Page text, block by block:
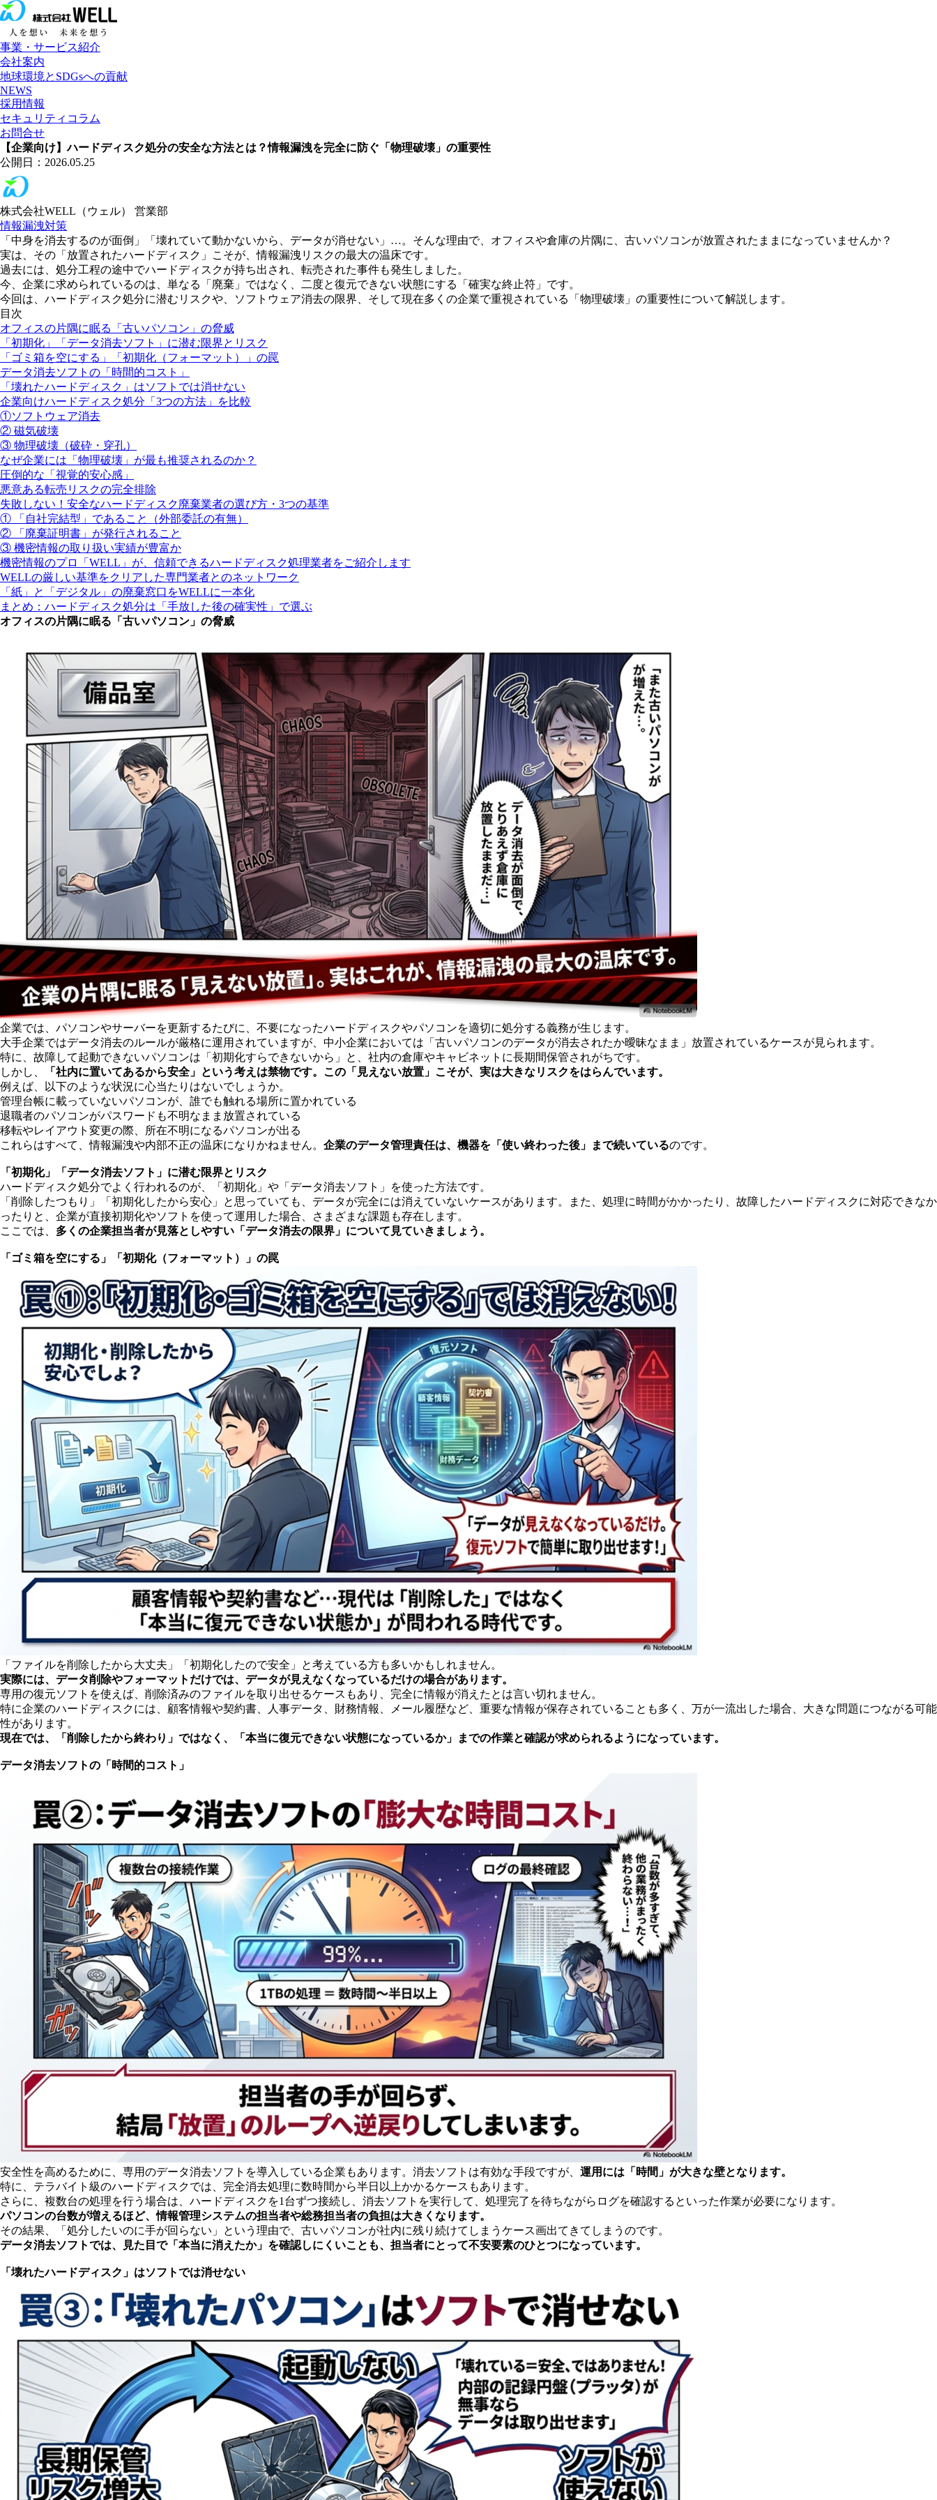
事業・サービス紹介
会社案内
地球環境とSDGsへの貢献
NEWS
採用情報
セキュリティコラム
お問合せ
【企業向け】ハードディスク処分の安全な方法とは？情報漏洩を完全に防ぐ「物理破壊」の重要性
公開日：2026.05.25
株式会社WELL（ウェル） 営業部
情報漏洩対策
「中身を消去するのが面倒」「壊れていて動かないから、データが消せない」…。そんな理由で、オフィスや倉庫の片隅に、古いパソコンが放置されたままになっていませんか？
実は、その「放置されたハードディスク」こそが、情報漏洩リスクの最大の温床です。
過去には、処分工程の途中でハードディスクが持ち出され、転売された事件も発生しました。
今、企業に求められているのは、単なる「廃棄」ではなく、二度と復元できない状態にする「確実な終止符」です。
今回は、ハードディスク処分に潜むリスクや、ソフトウェア消去の限界、そして現在多くの企業で重視されている「物理破壊」の重要性について解説します。
目次
オフィスの片隅に眠る「古いパソコン」の脅威
「初期化」「データ消去ソフト」に潜む限界とリスク
「ゴミ箱を空にする」「初期化（フォーマット）」の罠
データ消去ソフトの「時間的コスト」
「壊れたハードディスク」はソフトでは消せない
企業向けハードディスク処分「3つの方法」を比較
①ソフトウェア消去
② 磁気破壊
③ 物理破壊（破砕・穿孔）
なぜ企業には「物理破壊」が最も推奨されるのか？
圧倒的な「視覚的安心感」
悪意ある転売リスクの完全排除
失敗しない！安全なハードディスク廃棄業者の選び方・3つの基準
① 「自社完結型」であること（外部委託の有無）
② 「廃棄証明書」が発行されること
③ 機密情報の取り扱い実績が豊富か
機密情報のプロ「WELL」が、信頼できるハードディスク処理業者をご紹介します
WELLの厳しい基準をクリアした専門業者とのネットワーク
「紙」と「デジタル」の廃棄窓口をWELLに一本化
まとめ：ハードディスク処分は「手放した後の確実性」で選ぶ
オフィスの片隅に眠る「古いパソコン」の脅威
企業では、パソコンやサーバーを更新するたびに、不要になったハードディスクやパソコンを適切に処分する義務が生じます。
大手企業ではデータ消去のルールが厳格に運用されていますが、中小企業においては「古いパソコンのデータが消去されたか曖昧なまま」放置されているケースが見られます。
特に、故障して起動できないパソコンは「初期化すらできないから」と、社内の倉庫やキャビネットに長期間保管されがちです。
しかし、
「社内に置いてあるから安全」という考えは禁物です。この「見えない放置」こそが、実は大きなリスクをはらんでいます。
例えば、以下のような状況に心当たりはないでしょうか。
管理台帳に載っていないパソコンが、誰でも触れる場所に置かれている
退職者のパソコンがパスワードも不明なまま放置されている
移転やレイアウト変更の際、所在不明になるパソコンが出る
これらはすべて、情報漏洩や内部不正の温床になりかねません。 企業のデータ管理責任は、機器を「使い終わった後」まで続いているのです。
「初期化」「データ消去ソフト」に潜む限界とリスク
ハードディスク処分でよく行われるのが、「初期化」や「データ消去ソフト」を使った方法です。
「削除したつもり」「初期化したから安心」と思っていても、データが完全には消えていないケースがあります。また、処理に時間がかかったり、故障したハードディスクに対応できなか
ったりと、企業が直接初期化やソフトを使って運用した場合、さまざまな課題も存在します。
ここでは、 多くの企業担当者が見落としやすい「データ消去の限界」について見ていきましょう。
「ゴミ箱を空にする」「初期化（フォーマット）」の罠
「ファイルを削除したから大丈夫」「初期化したので安全」と考えている方も多いかもしれません。
実際には、データ削除やフォーマットだけでは、データが見えなくなっているだけの場合があります。
専用の復元ソフトを使えば、削除済みのファイルを取り出せるケースもあり、完全に情報が消えたとは言い切れません。
特に企業のハードディスクには、顧客情報や契約書、人事データ、財務情報、メール履歴など、重要な情報が保存されていることも多く、万が一流出した場合、大きな問題につながる可能
性があります。
現在では、「削除したから終わり」ではなく、「本当に復元できない状態になっているか」までの作業と確認が求められるようになっています。
データ消去ソフトの「時間的コスト」
安全性を高めるために、専用のデータ消去ソフトを導入している企業もあります。消去ソフトは有効な手段ですが、 運用には「時間」が大きな壁となります。
特に、テラバイト級のハードディスクでは、完全消去処理に数時間から半日以上かかるケースもあります。
さらに、複数台の処理を行う場合は、ハードディスクを1台ずつ接続し、消去ソフトを実行して、処理完了を待ちながらログを確認するといった作業が必要になります。
パソコンの台数が増えるほど、情報管理システムの担当者や総務担当者の負担は大きくなります。
その結果、「処分したいのに手が回らない」という理由で、古いパソコンが社内に残り続けてしまうケース画出てきてしまうのです。
データ消去ソフトでは、見た目で「本当に消えたか」を確認しにくいことも、担当者にとって不安要素のひとつになっています。
「壊れたハードディスク」はソフトでは消せない